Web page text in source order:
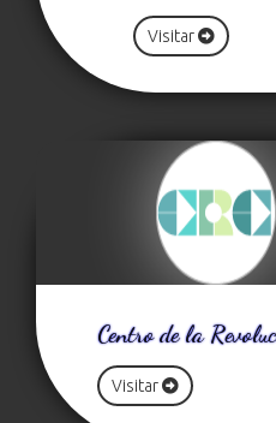
Visitar
Centro de la
Visitar